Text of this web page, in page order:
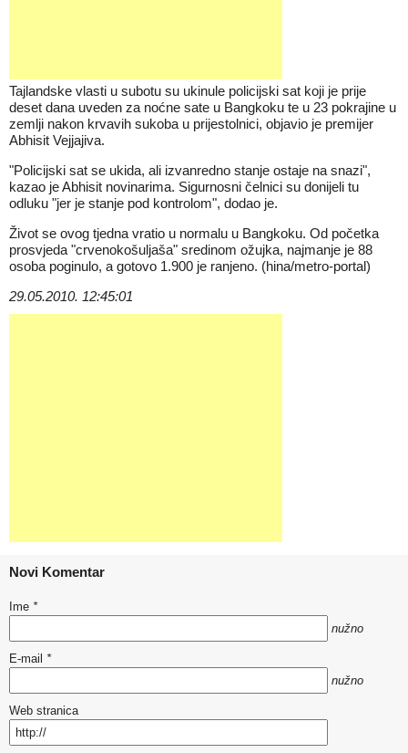
Tajlandske vlasti u subotu su ukinule policijski sat koji je prije
deset dana uveden za noćne sate u Bangkoku te u 23 pokrajine u
zemlji nakon krvavih sukoba u prijestolnici, objavio je premijer
Abhisit Vejjajiva.
"Policijski sat se ukida, ali izvanredno stanje ostaje na snazi",
kazao je Abhisit novinarima. Sigurnosni čelnici su donijeli tu
odluku "jer je stanje pod kontrolom", dodao je.
Život se ovog tjedna vratio u normalu u Bangkoku. Od početka
prosvjeda "crvenokošuljaša" sredinom ožujka, najmanje je 88
osoba poginulo, a gotovo 1.900 je ranjeno. (hina/metro-portal)
29.05.2010. 12:45:01
Novi Komentar
Ime *
nužno
E-mail *
nužno
Web stranica